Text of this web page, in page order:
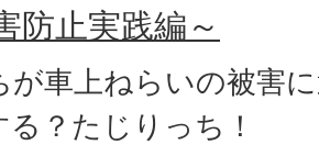
防止実践編～
が車上ねらいの被害
？たじりっち！